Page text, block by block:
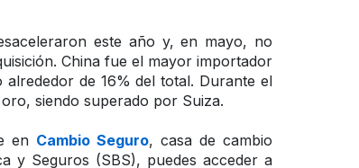
este año y, en mayo, no
China fue el mayor importador
de 16% del total. Durante el
siendo superado por Suiza.
en Cambio Seguro, casa de cambio
y Seguros (SBS), puedes acceder a